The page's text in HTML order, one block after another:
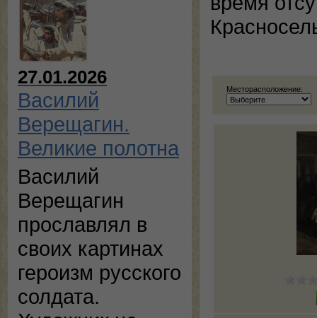
27.01.2026
Василий
Верещагин.
Великие полотна
Василий
Верещагин
прославлял в
своих картинах
героизм русского
солдата.
Месторасположение: